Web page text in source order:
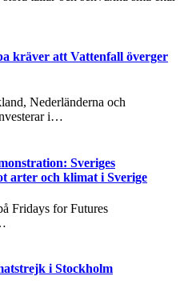
kräver att Vattenfall överger
Nederländerna och
i…
Sveriges
arter och klimat i Sverige
Fridays for Futures
i Stockholm